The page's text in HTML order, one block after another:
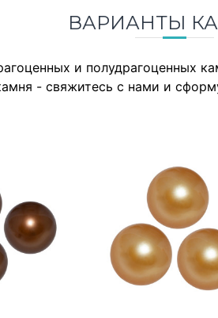
ВАРИАНТЫ
и
- свяжитесь с нами и